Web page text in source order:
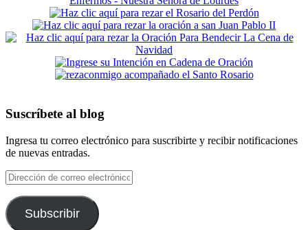
Suscríbete al blog
Ingresa tu correo electrónico para suscribirte y recibir notificaciones
de nuevas entradas.
Dirección
de
correo
electrónico
Subscribir